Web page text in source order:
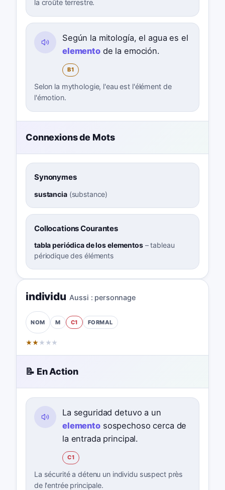
la croûte terrestre.
Según la mitología, el agua es el
elementode la emoción.
B1
Selon la mythologie, l'eau est l'élément de
l'émotion.
Connexions de Mots
Synonymes
sustancia(substance)
Collocations Courantes
tabla periódica de los elementos–tableau
périodique des éléments
individu Aussi : personnage
NOM M C1 FORMAL
★★ ★ ★ ★
📝 En Action
La seguridad detuvo a un
elementosospechoso cerca de
la entrada principal.
C1
La sécurité a détenu un individu suspect près
de l'entrée principale.